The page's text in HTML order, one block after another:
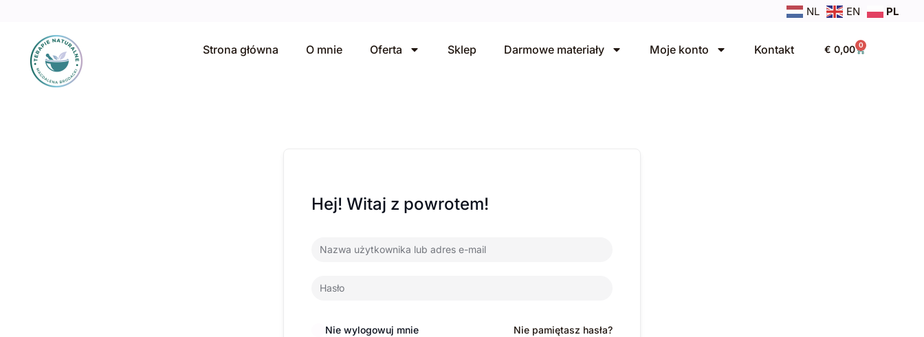
NL EN PL
Strona główna O mnie Oferta Sklep Darmowe materiały Moje konto Kontakt € 0,00 0
Hej! Witaj z powrotem!
Nie wylogowuj mnie Nie pamiętasz hasła?